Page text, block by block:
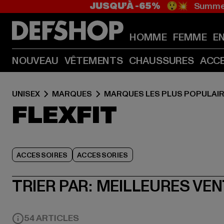
JUSQU’À -65% 😲💥
HOMME FEMME
NOUVEAU VÊTEMENTS CHAUSSURES
UNISEX MARQUES MARQUES LES PLUS
FLEXFIT
ACCESSOIRES ACCESSORIES
TRIER PAR: MEILLEURES
54 ARTICLES